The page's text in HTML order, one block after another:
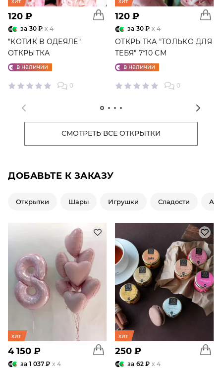
120 ₽
за 30 ₽ x 4
"КОТИК В ОДЕЯЛЕ"
ОТКРЫТКА
в наличии
0
120 ₽
за 30 ₽ x 4
ОТКРЫТКА "ТОЛЬКО ДЛЯ
ТЕБЯ" 7*10 СМ
в наличии
0
СМОТРЕТЬ ВСЕ ОТКРЫТКИ
ДОБАВЬТЕ К ЗАКАЗУ
Открытки Шары Игрушки Сладости
хит
4 150 ₽
за 1 037 ₽ x 4
хит
250 ₽
за 62 ₽ x 4